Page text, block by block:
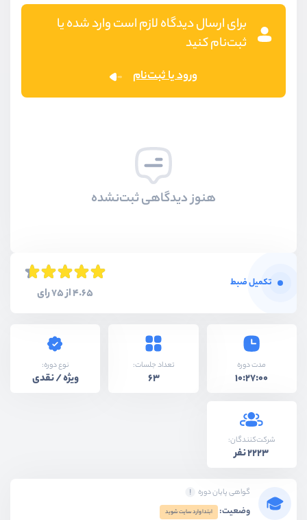
برای ارسال دیدگاه لازم است وارد شده یا
ثبت‌نام کنید
ورود یا ثبت‌نام
هنوز دیدگاهی ثبت‌نشده
تکمیل ضبط
4.65 از 75 رای
مدت دوره
10:27:00
تعداد جلسات:
63
نوع دوره:
ویژه / نقدی
شرکت‌کنندگان:
2223 نفر
گواهی پایان دوره
وضعیت: ابتدا وارد سایت شوید